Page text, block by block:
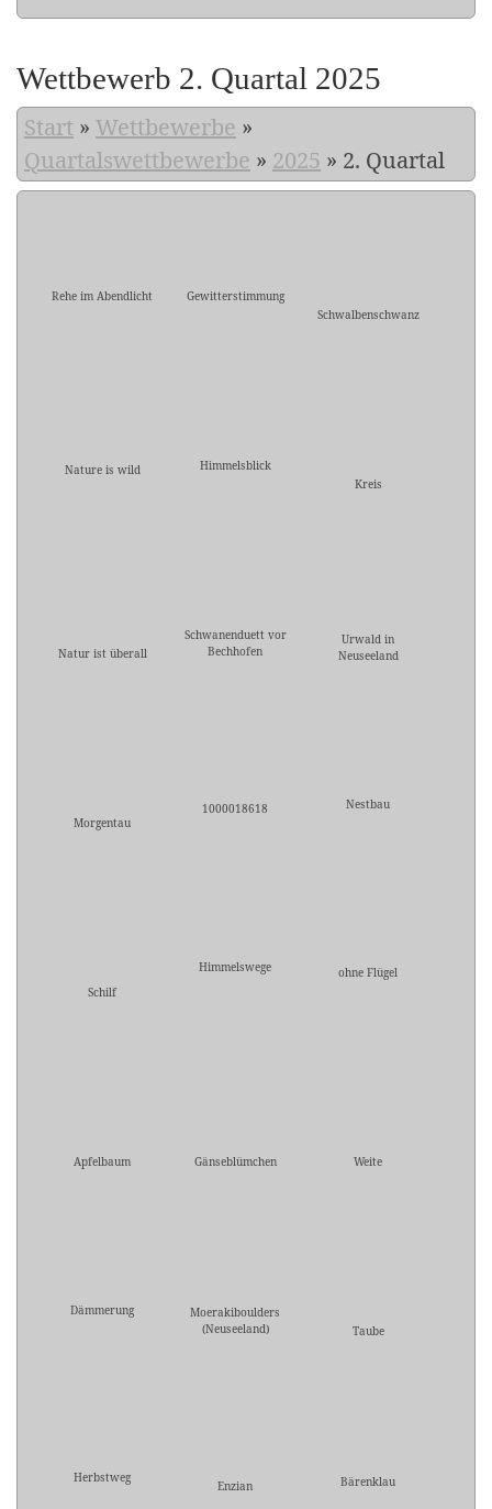
Wettbewerb 2. Quartal 2025
Start » Wettbewerbe »
Quartalswettbewerbe » 2025 » 2. Quartal
Rehe im Abendlicht
Gewitterstimmung
Schwalbenschwanz
Nature is wild
Himmelsblick
Kreis
Natur ist überall
Schwanenduett vor
Bechhofen
Urwald in
Neuseeland
Morgentau
1000018618 Nestbau
Schilf
Himmelswege ohne Flügel
Apfelbaum Gänseblümchen Weite
Dämmerung
Moerakiboulders
(Neuseeland)
Taube
Herbstweg
Enzian Bärenklau